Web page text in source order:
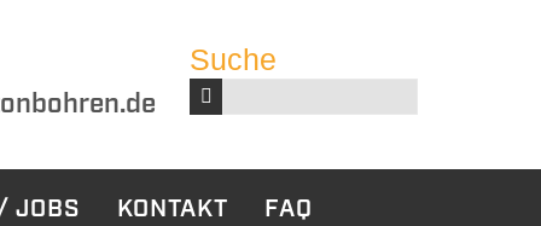
Suche
Suchbegriffe
JOBS KONTAKT FAQ